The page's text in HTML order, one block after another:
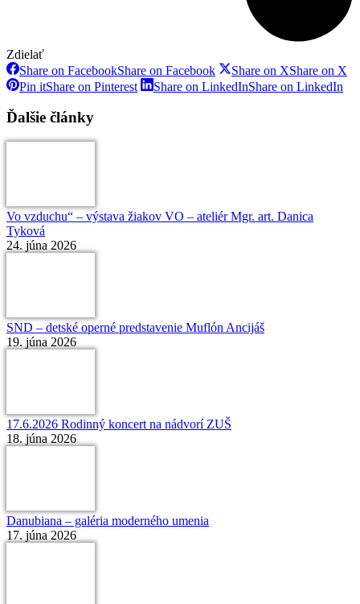
Zdielať
Share on FacebookShare on Facebook Share on XShare on X
Pin itShare on Pinterest Share on LinkedInShare on LinkedIn
Ďalšie články
Vo vzduchu“ – výstava žiakov VO – ateliér Mgr. art. Danica
Tyková
24. júna 2026
SND – detské operné predstavenie Muflón Ancijáš
19. júna 2026
17.6.2026 Rodinný koncert na nádvorí ZUŠ
18. júna 2026
Danubiana – galéria moderného umenia
17. júna 2026